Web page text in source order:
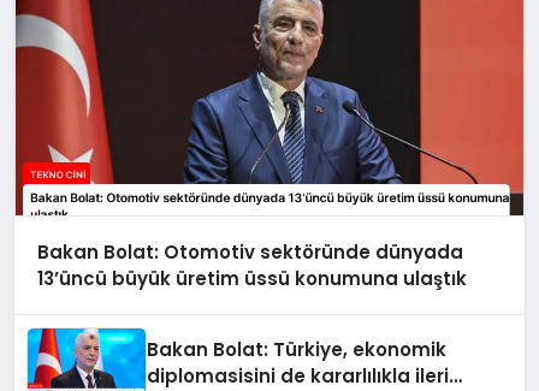
Bakan Bolat: Otomotiv sektöründe dünyada
13’üncü büyük üretim üssü konumuna ulaştık
Bakan Bolat: Türkiye, ekonomik
diplomasisini de kararlılıkla ileri